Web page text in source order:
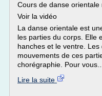
Cours de danse orientale
Voir la vidéo
La danse orientale est
les parties du corps. Elle
hanches et le ventre.
mouvements de ces
chorégraphie. Pour vous...
Lire la suite